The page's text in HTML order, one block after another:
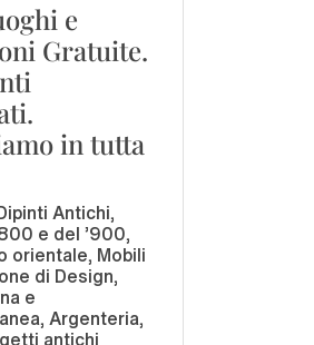
e
Gratuite.
in tutta
Antichi,
e del '900,
orientale, Mobili
di Design,
e
Argenteria,
antichi